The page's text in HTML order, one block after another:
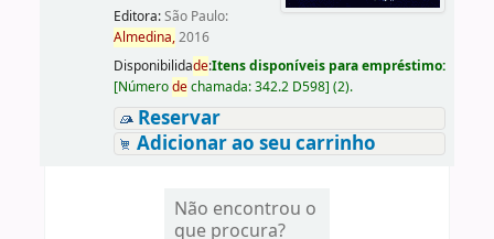
Editora:São Paulo:
Almedina,2016
Disponibilidade:Itens disponíveis para empréstimo:
[Númerodechamada:342.2 D598] (2).
Reservar
Adicionar ao seu carrinho
Não encontrou o
que procura?